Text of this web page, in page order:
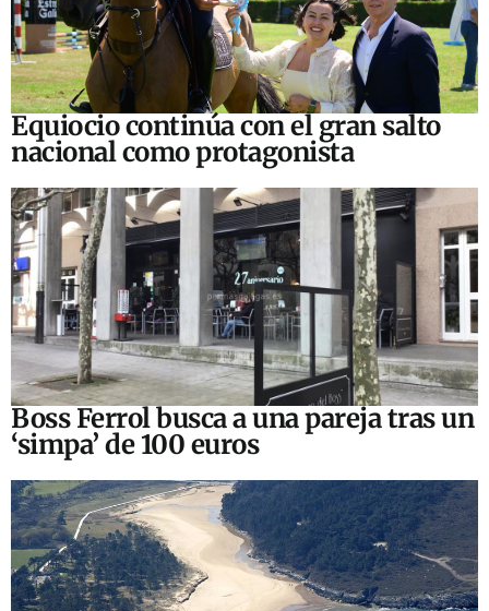
Equiocio continúa con el gran salto
nacional como protagonista
Boss Ferrol busca a una pareja tras un
‘simpa’ de 100 euros